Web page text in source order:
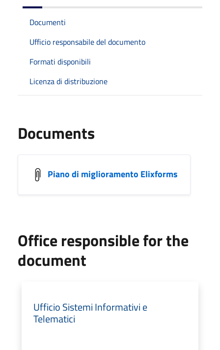
Documenti
Ufficio responsabile del documento
Formati disponibili
Licenza di distribuzione
Documents
Piano di miglioramento Elixforms
Office responsible for the
document
Ufficio Sistemi Informativi e
Telematici